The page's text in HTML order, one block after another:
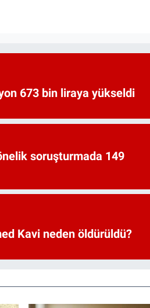
673 bin liraya yükseldi
soruşturmada 149
Kavi neden öldürüldü?